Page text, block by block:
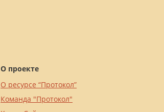
О проекте
О ресурсе “Протокол”
Команда "Протокол"